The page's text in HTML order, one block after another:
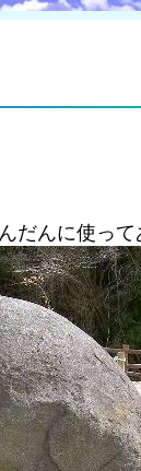
んに使って